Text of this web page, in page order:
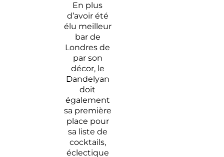
En plus
d’avoir été
élu meilleur
bar de
Londres de
par son
décor, le
Dandelyan
doit
également
sa première
place pour
sa liste de
cocktails,
éclectique